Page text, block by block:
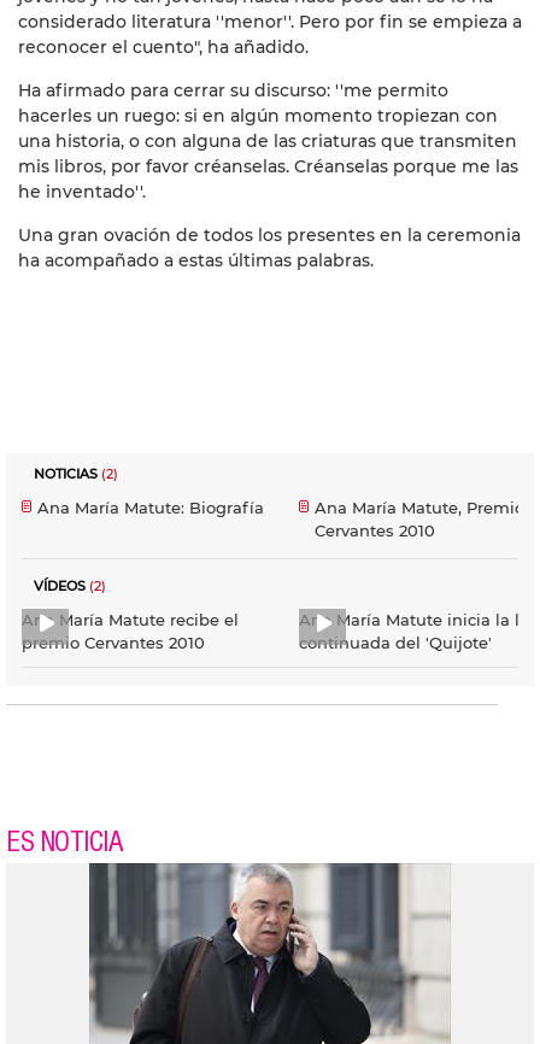
considerado literatura ''menor''. Pero por fin se empieza a
reconocer el cuento", ha añadido.
Ha afirmado para cerrar su discurso: ''me permito
hacerles un ruego: si en algún momento tropiezan con
una historia, o con alguna de las criaturas que transmiten
mis libros, por favor créanselas. Créanselas porque me las
he inventado''.
Una gran ovación de todos los presentes en la ceremonia
ha acompañado a estas últimas palabras.
NOTICIAS (2)
Ana María Matute: Biografía
Ana María Matute, Premio
Cervantes 2010
VÍDEOS (2)
Ana María Matute recibe el
premio Cervantes 2010
Ana María Matute inicia la
continuada del 'Quijote'
ES NOTICIA